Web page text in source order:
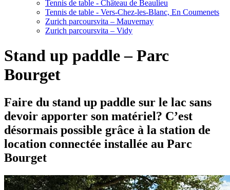
Tennis de table - Château de Beaulieu
Tennis de table - Vers-Chez-les-Blanc, En Coumenets
Zurich parcoursvita – Mauvernay
Zurich parcoursvita – Vidy
Stand up paddle – Parc
Bourget
Faire du stand up paddle sur le lac sans
devoir apporter son matériel? C’est
désormais possible grâce à la station de
location connectée installée au Parc
Bourget